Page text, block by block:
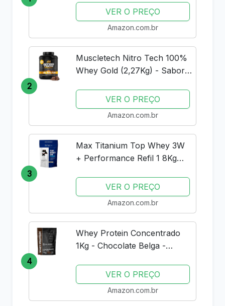
VER O PREÇO
Amazon.com.br
2
Muscletech Nitro Tech 100%
Whey Gold (2,27Kg) - Sabor
Muscle TechVER O PREÇO
Amazon.com.br
3
Max Titanium Top Whey 3W
+ Performance Refil 1 8Kg
VER O PREÇO
Amazon.com.br
4
Whey Protein Concentrado
1Kg - Chocolate Belga -
VER O PREÇO
Amazon.com.br